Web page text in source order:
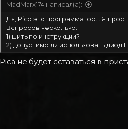
MadMarx174 написал(а):
Да, Pico это программатор... Я
Вопросов несколько:
1) шить по инструкции?
2) допустимо ли использовать диод
Pica не будет оставаться в